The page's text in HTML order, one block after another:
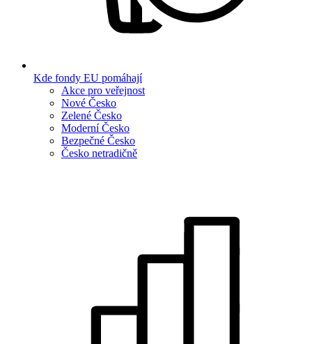
Kde fondy EU pomáhají
Akce pro veřejnost
Nové Česko
Zelené Česko
Moderní Česko
Bezpečné Česko
Česko netradičně